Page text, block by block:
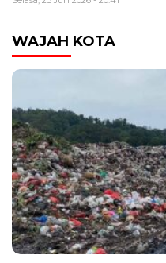
WAJAH KOTA